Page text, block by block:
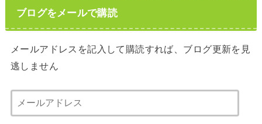
ブログをメールで購読
メールアドレスを記入して購読すれば、ブログ更新を見
逃しません
ー